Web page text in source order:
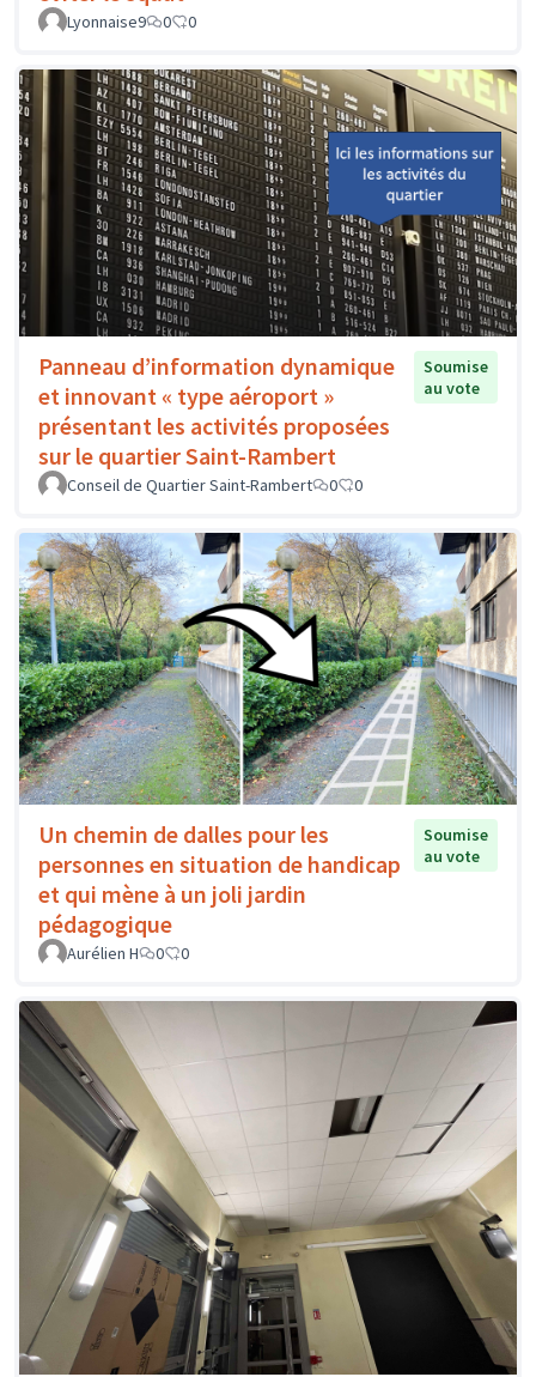
Lyonnaise9 0 0
Panneau d’information dynamique
et innovant « type aéroport »
présentant les activités proposées
sur le quartier Saint-Rambert
Soumise
au vote
Conseil de Quartier Saint-Rambert 0 0
Un chemin de dalles pour les
personnes en situation de handicap
et qui mène à un joli jardin
pédagogique
Soumise
au vote
Aurélien H 0 0